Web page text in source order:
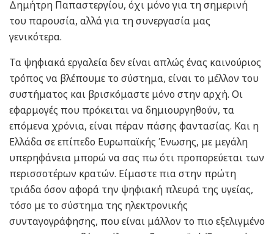
Δημήτρη Παπαστεργίου, όχι μόνο για τη σημερινή
του παρουσία, αλλά για τη συνεργασία μας
γενικότερα.
Τα ψηφιακά εργαλεία δεν είναι απλώς ένας καινούριος
τρόπος να βλέπουμε το σύστημα, είναι το μέλλον του
συστήματος και βρισκόμαστε μόνο στην αρχή. Οι
εφαρμογές που πρόκειται να δημιουργηθούν, τα
επόμενα χρόνια, είναι πέραν πάσης φαντασίας. Και η
Ελλάδα σε επίπεδο Ευρωπαϊκής Ένωσης, με μεγάλη
υπερηφάνεια μπορώ να σας πω ότι προπορεύεται των
περισσοτέρων κρατών. Είμαστε πια στην πρώτη
τριάδα όσον αφορά την ψηφιακή πλευρά της υγείας,
τόσο με το σύστημα της ηλεκτρονικής
συνταγογράφησης, που είναι μάλλον το πιο εξελιγμένο